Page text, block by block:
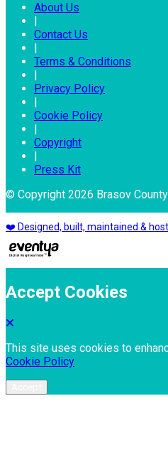
About Us
|
Contact Us
|
Terms & Conditions
|
Privacy Policy
|
Cookie Policy
|
Copyright
|
Press Kit
© Copyright 2026 Brasov
❤️ Designed, built, maintained &
Accept Cookies
This site uses cookies to
Cookie Policy